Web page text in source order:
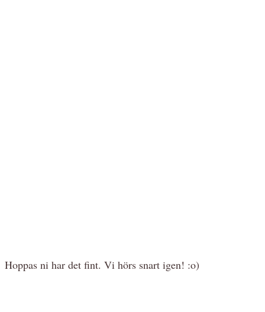
Hoppas ni har det fint. Vi hörs snart igen! :o)